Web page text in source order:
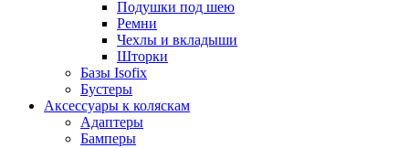
Подушки под шею
Ремни
Чехлы и вкладыши
Шторки
Базы Isofix
Бустеры
Аксессуары к коляскам
Адаптеры
Бамперы